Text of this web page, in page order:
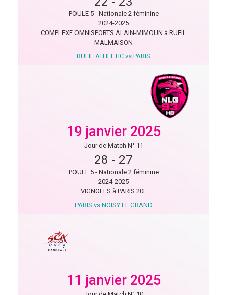
POULE 5 - Nationale 2 féminine
2024-2025
COMPLEXE OMNISPORTS ALAIN-MIMOUN à RUEIL
MALMAISON
RUEIL ATHLETIC vs PARIS
19 janvier 2025
Jour de Match N° 11
28 - 27
POULE 5 - Nationale 2 féminine
2024-2025
VIGNOLES à PARIS 20E
PARIS vs NOISY LE GRAND
11 janvier 2025